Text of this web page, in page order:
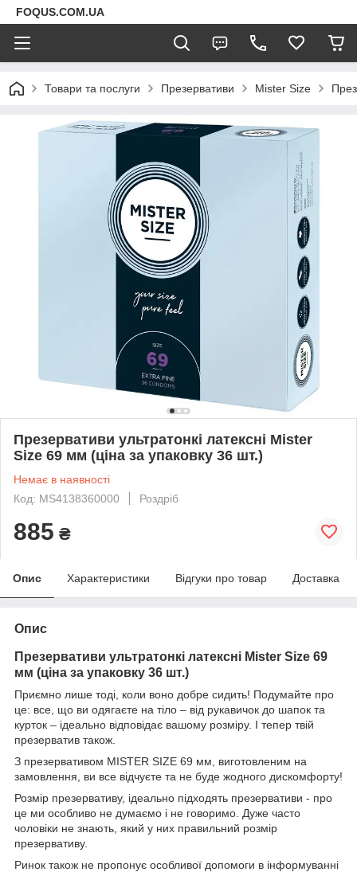
FOQUS.COM.UA
Товари та послуги Презервативи Mister Size
Презервативи ультратонкі латексні Mister
Size 69 мм (ціна за упаковку 36 шт.)
Немає в наявності
Код: MS4138360000
Роздріб
885 ₴
Опис Характеристики Відгуки про товар Доставка
Опис
Презервативи ультратонкі латексні Mister Size 69
мм (ціна за упаковку 36 шт.)
Приємно лише тоді, коли воно добре сидить! Подумайте про
це: все, що ви одягаєте на тіло – від рукавичок до шапок та
курток – ідеально відповідає вашому розміру. І тепер твій
презерватив також.
З презервативом MISTER SIZE 69 мм, виготовленим на
замовлення, ви все відчуєте та не буде жодного дискомфорту!
Розмір презервативу, ідеально підходять презервативи - про
це ми особливо не думаємо і не говоримо. Дуже часто
чоловіки не знають, який у них правильний розмір
презервативу.
Ринок також не пропонує особливої допомоги в інформуванні